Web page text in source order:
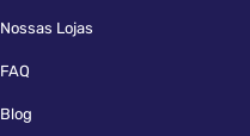
Nossas Lojas
FAQ
Blog